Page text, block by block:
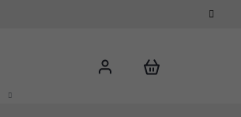
DÁRKOVÝ POUKAZ